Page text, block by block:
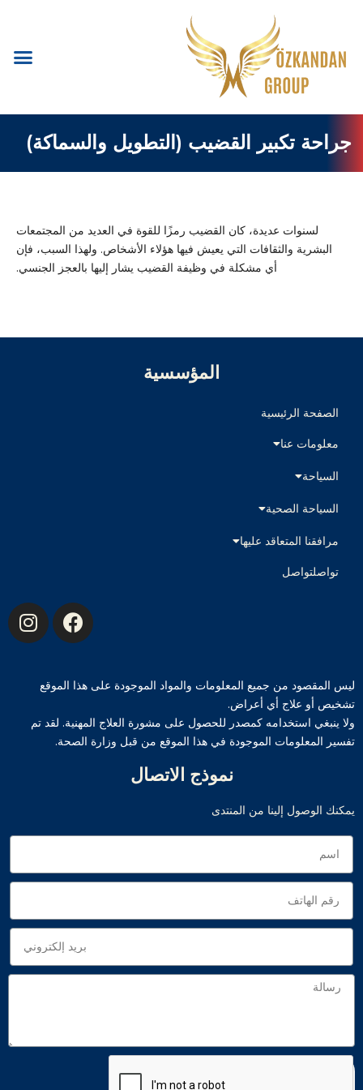
جراحة تكبير القضيب (التطويل والسماكة)
لسنوات عديدة، كان القضيب رمزًا للقوة في العديد من المجتمعات
البشرية والثقافات التي يعيش فيها هؤلاء الأشخاص. ولهذا السبب، فإن
أي مشكلة في وظيفة القضيب يشار إليها بالعجز الجنسي.
المؤسسية
الصفحة الرئيسية
معلومات عنا
السياحة
السياحة الصحية
مرافقنا المتعاقد عليها
تواصلتواصل
ليس المقصود من جميع المعلومات والمواد الموجودة على هذا الموقع
تشخيص أو علاج أي أعراض.
ولا ينبغي استخدامه كمصدر للحصول على مشورة العلاج المهنية. لقد تم
تفسير المعلومات الموجودة في هذا الموقع من قبل وزارة الصحة.
نموذج الاتصال
يمكنك الوصول إلينا من المنتدى